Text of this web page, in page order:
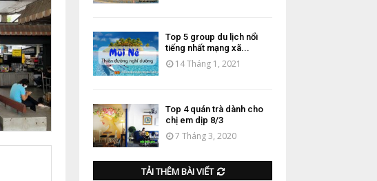
Top 5 group du lịch nổi
tiếng nhất mạng xã...
14 Tháng 1, 2021
Top 4 quán trà dành cho
chị em dịp 8/3
7 Tháng 3, 2020
TẢI THÊM BÀI VIẾT